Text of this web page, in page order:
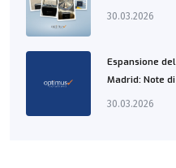
30.03.2026
Espansione
Madrid: Note
30.03.2026